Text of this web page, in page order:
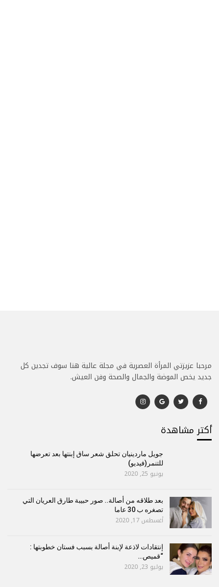
مرحبا عزيزتي المرأة العصرية في مجلة عالية هنا سوف تجدين كل
جديد يخص الموضة والجمال والصحة وفن العيش.
أكتر مشاهدة
جويل ماردينيان تحلق شعر ساق إبنتها بعد تعرضها
للتنمر(فيديو)
يونيو 25, 2020
بعد طلاقه من أصالة.. صور حبيبة طارق العريان التي
تصغره ب 30 عاما
أغسطس 17, 2020
إنتقادات لاذعة لإبنة أصالة بسبب فستان خطوبتها :
“قميص…
يوليو 23, 2020